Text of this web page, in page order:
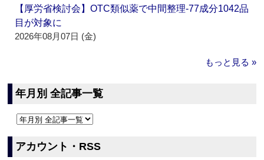
【厚労省検討会】OTC類似薬で中間整理‐77成分1042品
目が対象に
2026年08月07日 (金)
もっと見る »
年月別 全記事一覧
アカウント・RSS